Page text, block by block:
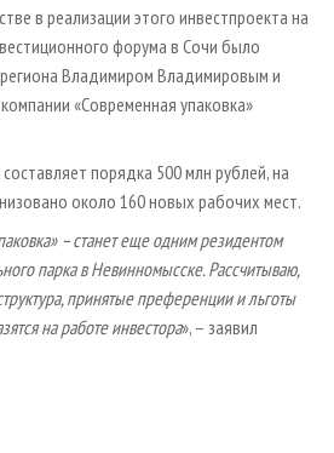
в реализации этого инвестпроекта на
форума в Сочи было
Владимиром Владимировым и
«Современная упаковка»
порядка 500 млн рублей, на
около 160 новых рабочих мест.
– станет еще одним резидентом
парка в Невинномысске. Рассчитываю,
принятые преференции и льготы
на работе инвестора», – заявил